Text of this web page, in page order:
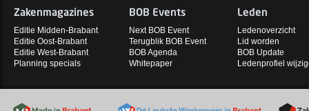
Zakenmagazines
Editie Midden-Brabant
Editie Oost-Brabant
Editie West-Brabant
Planning specials
BOB Events
Next BOB Event
Terugblik BOB Event
BOB Agenda
Whitepaper
Leden
Ledenoverzicht
Lid worden
BOB Update
Ledenprofiel